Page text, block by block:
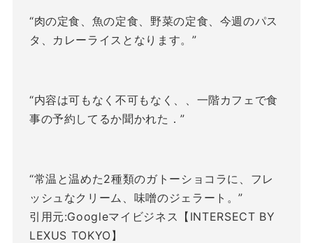
“肉の定食、魚の定食、野菜の定食、今週のパス
タ、カレーライスとなります。”
“内容は可もなく不可もなく、、一階カフェで食
事の予約してるか聞かれた．”
“常温と温めた2種類のガトーショコラに、フレ
ッシュなクリーム、味噌のジェラート。”
引用元:Googleマイビジネス【INTERSECT BY
LEXUS TOKYO】